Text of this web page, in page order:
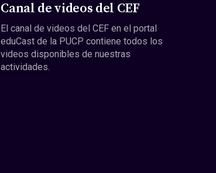
Canal de videos del CEF
El canal de videos del CEF en el portal
eduCast de la PUCP contiene todos los
videos disponibles de nuestras
actividades.